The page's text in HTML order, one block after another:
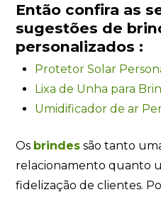
Então confira as
sugestões de
personalizados :
Protetor Solar
Lixa de Unha para
Umidificador de ar
Os brindes são tanto
relacionamento quanto
fidelização de clientes.